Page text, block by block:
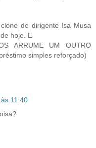
de dirigente Isa Musa
hoje. E
ARRUME UM OUTRO
simples reforçado)
11:40